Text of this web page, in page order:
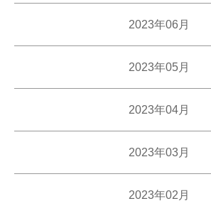
2023年06月
2023年05月
2023年04月
2023年03月
2023年02月